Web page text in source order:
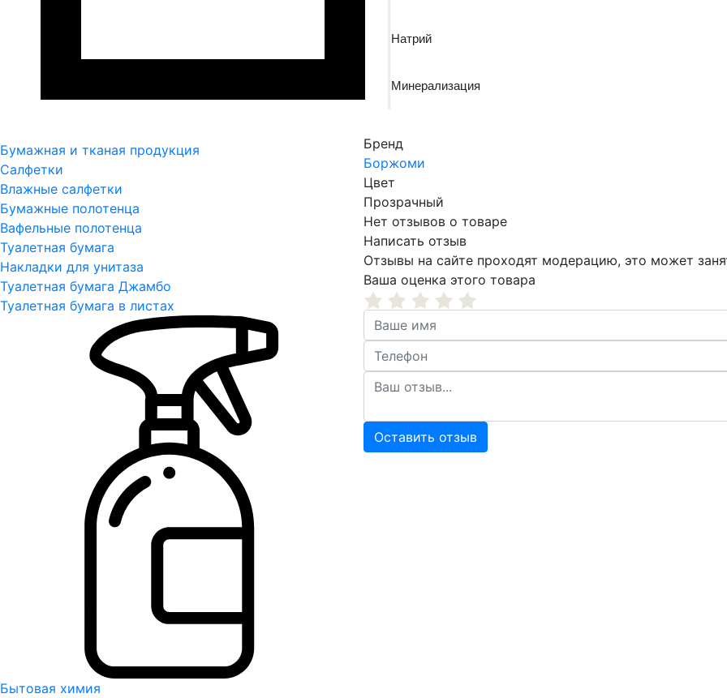
Бумажная и тканая продукция
Салфетки
Влажные салфетки
Бумажные полотенца
Вафельные полотенца
Туалетная бумага
Накладки для унитаза
Туалетная бумага Джамбо
Туалетная бумага в листах
Бытовая химия
Натрий
Минерализация
Бренд
Боржоми
Цвет
Прозрачный
Нет отзывов о товаре
Написать отзыв
Отзывы на сайте проходят модерацию, это может
Ваша оценка этого товара
Оставить отзыв